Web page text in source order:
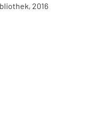
2016